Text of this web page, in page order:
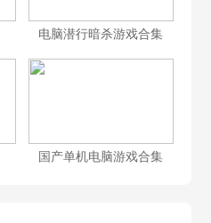
电脑潜行暗杀游戏合集
国产单机电脑游戏合集